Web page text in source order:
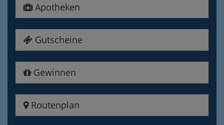
Apotheken
Gutscheine
Gewinnen
Routenplan